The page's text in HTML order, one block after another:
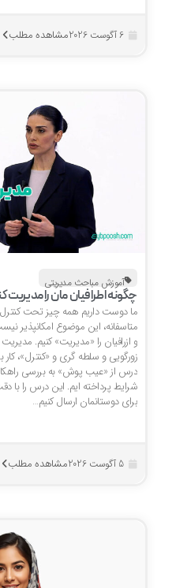
مشاهده مطلب
آموزش مباحث مدیریتی
چگونه اطرافیان مان را مدیریت کنیم؟
ما دوست داریم همه چیز تحت کنترل ما
متاسفانه، این موضوع امکانپذیر نیست!
و ازرافیان را «مدیریت» کنیم. مدیریت
زورگویی و سلطه گری و «کنترل»، کار
درس از «عیب پوش» به بررسی
شرایط پرداخته ایم. این درس را با دقت
برای دوستانمان ارسال کنیم…
مشاهده مطلب